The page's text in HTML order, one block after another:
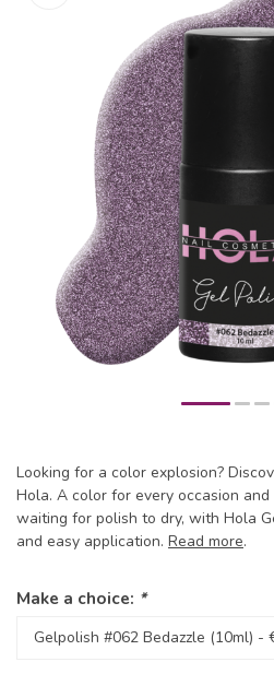
Looking for a color explosion?
Hola. A color for every occasion and
waiting for polish to dry, with Hola
and easy application. Read more.
Make a choice: *